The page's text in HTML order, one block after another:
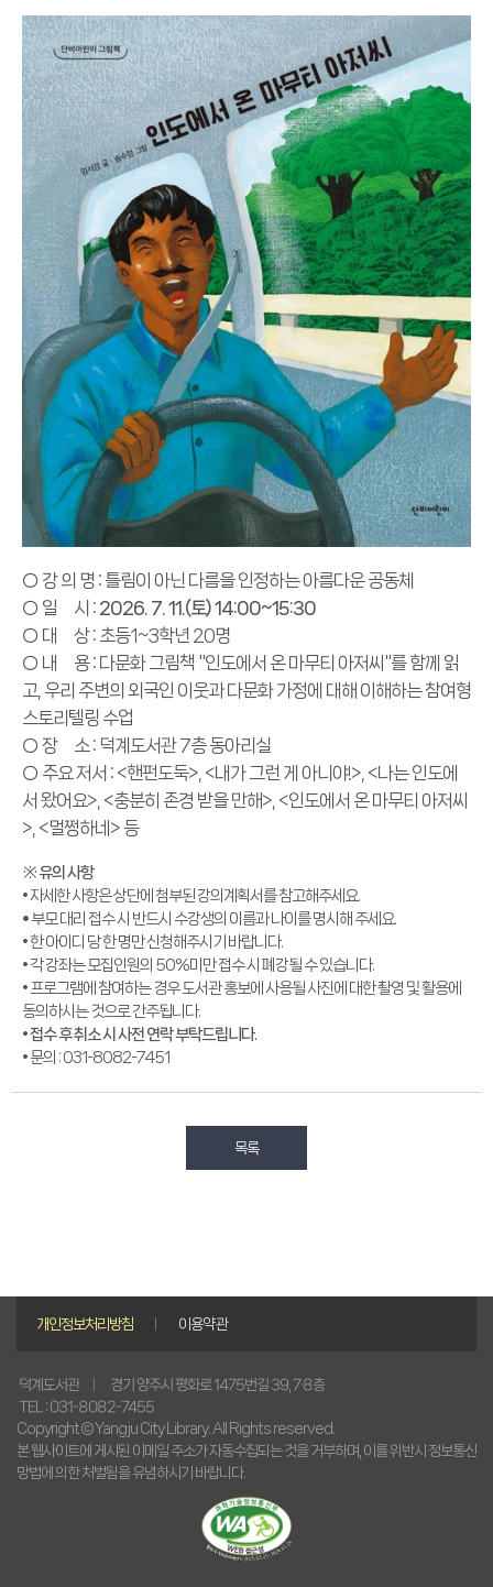
○ 강 의 명 : 틀림이 아닌 다름을 인정하는 아름다운 공동체
○ 일 시 : 2026. 7. 11.(토) 14:00~15:30
○ 대 상 : 초등1~3학년 20명
○ 내 용 : 다문화 그림책 "인도에서 온 마무티 아저씨"를 함께 읽
고, 우리 주변의 외국인 이웃과 다문화 가정에 대해 이해하는 참여형
스토리텔링 수업
○ 장 소 : 덕계도서관 7층 동아리실
○ 주요 저서 : <핸펀도둑>, <내가 그런 게 아니야!>, <나는 인도에
서 왔어요>, <충분히 존경 받을 만해>, <인도에서 온 마무티 아저씨
>, <멀쩡하네> 등
※ 유의 사항
• 자세한 사항은 상단에 첨부된 강의계획서를 참고해주세요.
•부모 대리 접수 시 반드시 수강생의 이름과 나이를 명시해 주세요.
• 한 아이디 당 한 명만 신청해주시기 바랍니다.
• 각 강좌는 모집인원의 50%미만 접수 시 폐강될 수 있습니다.
• 프로그램에 참여하는 경우 도서관 홍보에 사용될 사진에 대한 촬영 및 활용에
동의하시는 것으로 간주됩니다.
•접수 후 취소 시 사전 연락 부탁드립니다.
• 문의 : 031-8082-7451
목록
개인정보처리방침 이용약관
덕계도서관 경기 양주시 평화로 1475번길 39, 7·8층
TEL : 031-8082-7455
Copyright © Yangju City Library. All Rights reserved.
본 웹사이트에 게시된 이메일 주소가 자동수집되는 것을 거부하며, 이를 위반시 정보통신
망법에 의한 처벌됨을 유념하시기 바랍니다.